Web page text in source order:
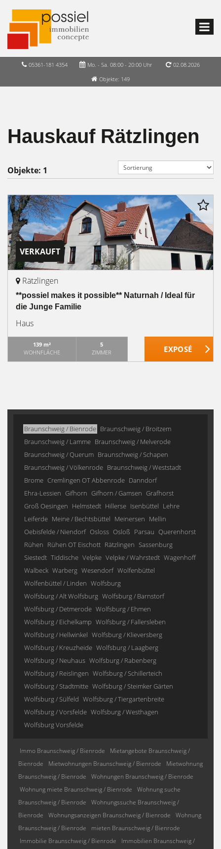
05361-181 4354 Mo. - Sa. 08:00 - 20:00 Uhr
02.08.2026
Objekte: 149
Hauskauf Rätzlingen
Objekte: 1
VERKAUFT
Rätzlingen
**possiel makes it possible** Naturnah / Ideal für
die Junge Familie
Haus
139 m²
WOHNFLÄCHE
5
ZIMMER
Braunschweig / Bienrode Braunschweig / Broitzem
Braunschweig / Lamme Braunschweig / Melverode
Braunschweig / Querum Braunschweig / Schapen
Braunschweig / Völkenrode Braunschweig / Weststadt
Brome Cremlingen OT Abbenrode Danndorf
Ehra-Lessien Gifhorn Gifhorn / Gamsen Grafhorst
Groß Oesingen Helmstedt Hillerse Isenbüttel Lehre
Leiferde Meine / Bechtsbüttel Meinersen Mellin
Oebisfelde / Niendorf Osloss Osloß Parsau Querenhorst
Rühen Rühen OT Eischott Rätzlingen Sassenburg
Siestedt Tiddische Velpke Velpke / Wahrstedt Wagenhoff
Walbeck Warberg Wesendorf Wolfenbüttel
Wolfenbüttel / Linden Wolfsburg
Wolfsburg / Alt Wolfsburg Wolfsburg / Barnstorf
Wolfsburg / Detmerode Wolfsburg / Ehmen
Wolfsburg / Eichelkamp Wolfsburg / Fallersleben
Wolfsburg / Hellwinkel Wolfsburg / Klieversberg
Wolfsburg / Kreuzheide Wolfsburg / Laagberg
Wolfsburg / Neuhaus Wolfsburg / Rabenberg
Wolfsburg / Reislingen Wolfsburg / Schillerteich
Wolfsburg / Stadtmitte Wolfsburg / Steimker Gärten
Wolfsburg / Sülfeld Wolfsburg / Tiergartenbreite
Wolfsburg / Vorsfelde Wolfsburg / Westhagen
Wolfsburg Vorsfelde
Immo Braunschweig / Bienrode
Mietangebote Braunschweig /
Bienrode
Mietwohnungen Braunschweig / Bienrode
Mietwohnung
Braunschweig / Bienrode
Wohnungen Braunschweig / Bienrode
Wohnung miete Braunschweig / Bienrode
Wohnung suche
Braunschweig / Bienrode
Wohnungssuche Braunschweig /
Bienrode
Wohnungsanzeigen Braunschweig / Bienrode
Wohnung
Braunschweig / Bienrode
mieten Braunschweig / Bienrode
Immobilie Braunschweig / Bienrode
Immobilien Braunschweig /